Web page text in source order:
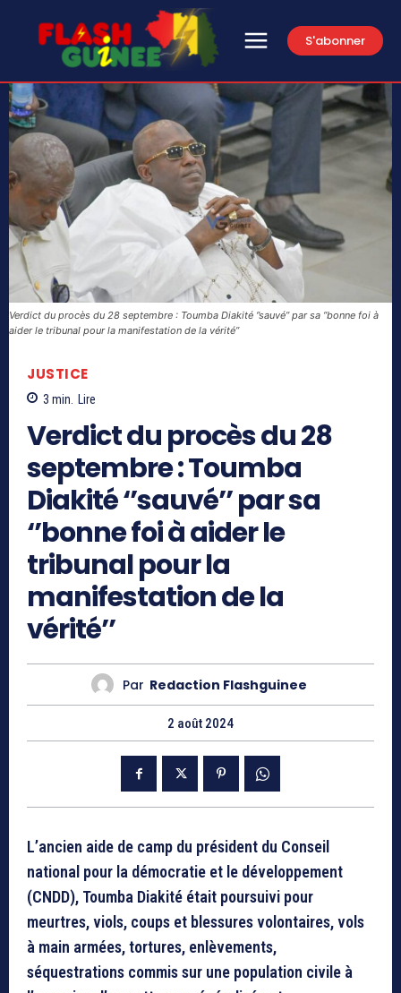
S'abonner
Verdict du procès du 28 septembre : Toumba Diakité ‘’sauvé’’ par sa ‘’bonne foi à
aider le tribunal pour la manifestation de la vérité’’
JUSTICE
3 min. Lire
Verdict du procès du 28
septembre : Toumba
Diakité ‘’sauvé’’ par sa
‘’bonne foi à aider le
tribunal pour la
manifestation de la
vérité’’
Par Redaction Flashguinee
2 août 2024
L’ancien aide de camp du président du Conseil
national pour la démocratie et le développement
(CNDD), Toumba Diakité était poursuivi pour
meurtres, viols, coups et blessures volontaires, vols
à main armées, tortures, enlèvements,
séquestrations commis sur une population civile à